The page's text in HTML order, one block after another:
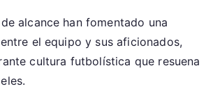
alcance han fomentado una
el equipo y sus aficionados,
cultura futbolística que resuena